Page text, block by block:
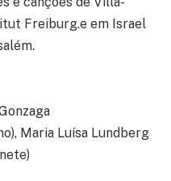
Freiburg.e em Israel
Maria Luísa Lundberg